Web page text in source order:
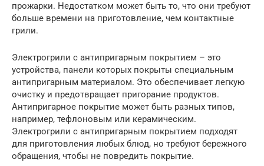
прожарки. Недостатком может быть то, что они требуют
больше времени на приготовление, чем контактные
грили.
Электрогрили с антипригарным покрытием – это
устройства, панели которых покрыты специальным
антипригарным материалом. Это обеспечивает легкую
очистку и предотвращает пригорание продуктов.
Антипригарное покрытие может быть разных типов,
например, тефлоновым или керамическим.
Электрогрили с антипригарным покрытием подходят
для приготовления любых блюд, но требуют бережного
обращения, чтобы не повредить покрытие.